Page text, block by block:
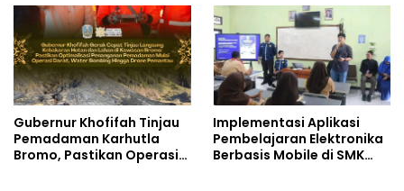
Berkebutuhan Khusus
Gubernur Khofifah Tinjau
Pemadaman Karhutla
Bromo, Pastikan Operasi
Implementasi Aplikasi
Pembelajaran Elektronika
Berbasis Mobile di SMK